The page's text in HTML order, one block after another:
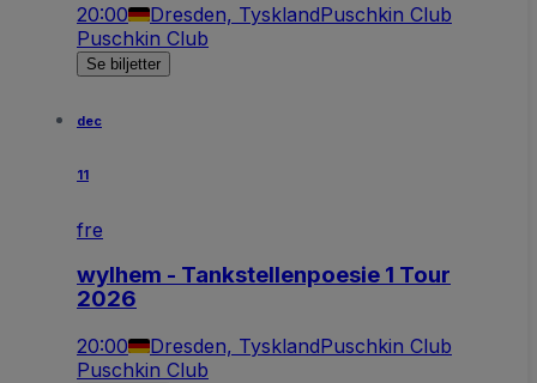
20:00 Dresden, TysklandPuschkin Club
Puschkin Club
Se biljetter
dec
11
fre
wylhem - Tankstellenpoesie 1 Tour
2026
20:00 Dresden, TysklandPuschkin Club
Puschkin Club